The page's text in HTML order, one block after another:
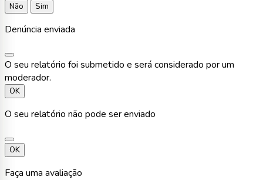
Não Sim
Denúncia enviada
O seu relatório foi submetido e será considerado por um
moderador.
OK
O seu relatório não pode ser enviado
OK
Faça uma avaliação